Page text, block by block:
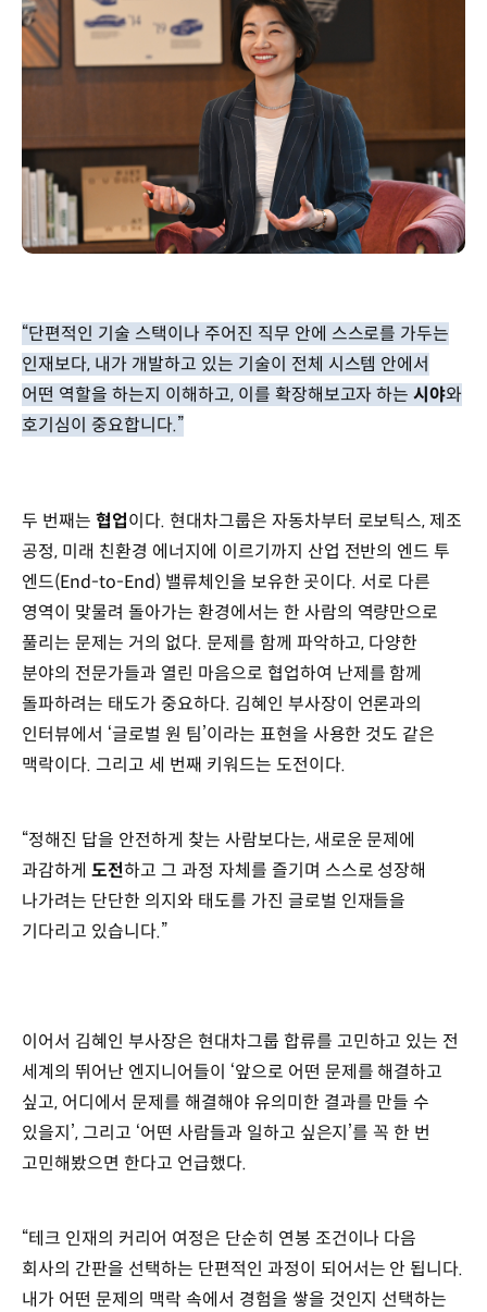
“단편적인 기술 스택이나 주어진 직무 안에 스스로를 가두는
인재보다, 내가 개발하고 있는 기술이 전체 시스템 안에서
어떤 역할을 하는지 이해하고, 이를 확장해보고자 하는시야와
호기심이 중요합니다.”
두 번째는 협업이다. 현대차그룹은 자동차부터 로보틱스, 제조
공정, 미래 친환경 에너지에 이르기까지 산업 전반의 엔드 투
엔드(End-to-End) 밸류체인을 보유한 곳이다. 서로 다른
영역이 맞물려 돌아가는 환경에서는 한 사람의 역량만으로
풀리는 문제는 거의 없다. 문제를 함께 파악하고, 다양한
분야의 전문가들과 열린 마음으로 협업하여 난제를 함께
돌파하려는 태도가 중요하다. 김혜인 부사장이 언론과의
인터뷰에서 ‘글로벌 원 팀’이라는 표현을 사용한 것도 같은
맥락이다. 그리고 세 번째 키워드는 도전이다.
“정해진 답을 안전하게 찾는 사람보다는, 새로운 문제에
과감하게 도전하고 그 과정 자체를 즐기며 스스로 성장해
나가려는 단단한 의지와 태도를 가진 글로벌 인재들을
기다리고 있습니다.”
이어서 김혜인 부사장은 현대차그룹 합류를 고민하고 있는 전
세계의 뛰어난 엔지니어들이 ‘앞으로 어떤 문제를 해결하고
싶고, 어디에서 문제를 해결해야 유의미한 결과를 만들 수
있을지’, 그리고 ‘어떤 사람들과 일하고 싶은지’를 꼭 한 번
고민해봤으면 한다고 언급했다.
“테크 인재의 커리어 여정은 단순히 연봉 조건이나 다음
회사의 간판을 선택하는 단편적인 과정이 되어서는 안 됩니다.
내가 어떤 문제의 맥락 속에서 경험을 쌓을 것인지 선택하는